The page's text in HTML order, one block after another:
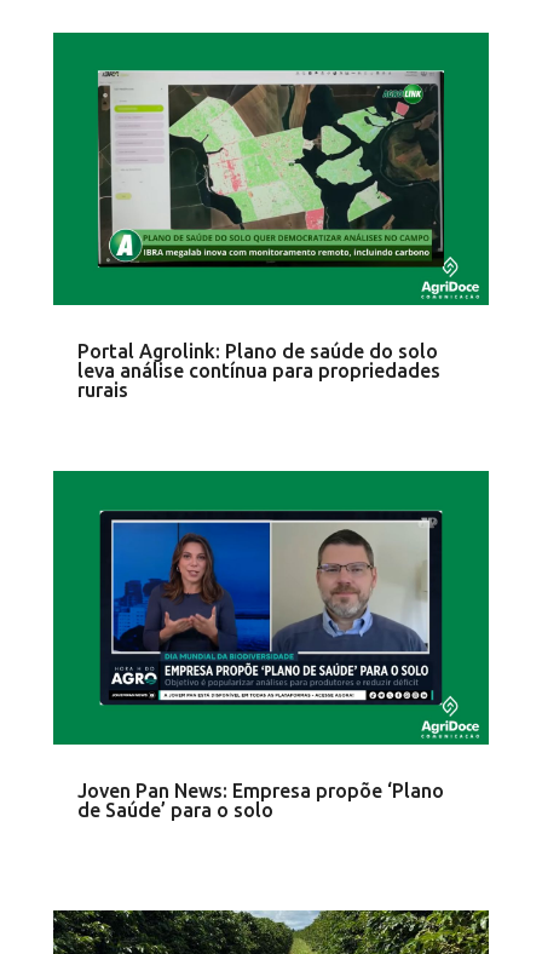
Portal Agrolink: Plano de saúde do solo
leva análise contínua para propriedades
rurais
Joven Pan News: Empresa propõe ‘Plano
de Saúde’ para o solo